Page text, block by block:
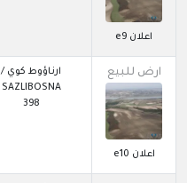
اعلان e9
ارض للبيع
اعلان e10
ارناؤوط كوي /
SAZLIBOSNA
398